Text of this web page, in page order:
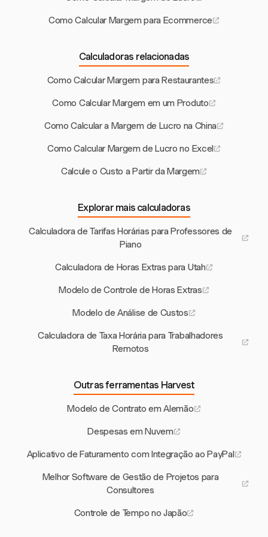
Como Calcular Margem para Ecommerce
Calculadoras relacionadas
Como Calcular Margem para Restaurantes
Como Calcular Margem em um Produto
Como Calcular a Margem de Lucro na China
Como Calcular Margem de Lucro no Excel
Calcule o Custo a Partir da Margem
Explorar mais calculadoras
Calculadora de Tarifas Horárias para Professores de
Piano
Calculadora de Horas Extras para Utah
Modelo de Controle de Horas Extras
Modelo de Análise de Custos
Calculadora de Taxa Horária para Trabalhadores
Remotos
Outras ferramentas Harvest
Modelo de Contrato em Alemão
Despesas em Nuvem
Aplicativo de Faturamento com Integração ao PayPal
Melhor Software de Gestão de Projetos para
Consultores
Controle de Tempo no Japão